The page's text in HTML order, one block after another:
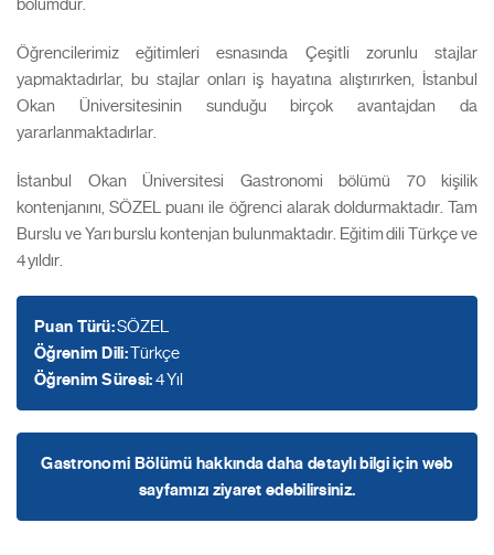
bölümdür.
Öğrencilerimiz eğitimleri esnasında Çeşitli zorunlu stajlar
yapmaktadırlar, bu stajlar onları iş hayatına alıştırırken, İstanbul
Okan Üniversitesinin sunduğu birçok avantajdan da
yararlanmaktadırlar.
İstanbul Okan Üniversitesi Gastronomi bölümü 70 kişilik
kontenjanını, SÖZEL puanı ile öğrenci alarak doldurmaktadır. Tam
Burslu ve Yarı burslu kontenjan bulunmaktadır. Eğitim dili Türkçe ve
4 yıldır.
Puan Türü:SÖZEL
Öğrenim Dili:Türkçe
Öğrenim Süresi:4 Yıl
Gastronomi Bölümü hakkında daha detaylı bilgi için web
sayfamızı ziyaret edebilirsiniz.